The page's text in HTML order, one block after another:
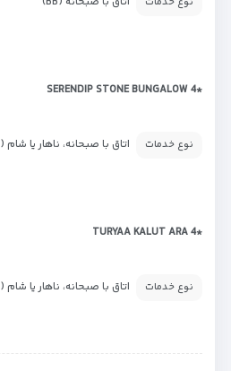
*SERENDIP STONE BUNGALOW 4
نوع خدمات اتاق با صبحانه، ناهار یا شام (HB)
*TURYAA KALUT ARA 4
نوع خدمات اتاق با صبحانه، ناهار یا شام (HB)